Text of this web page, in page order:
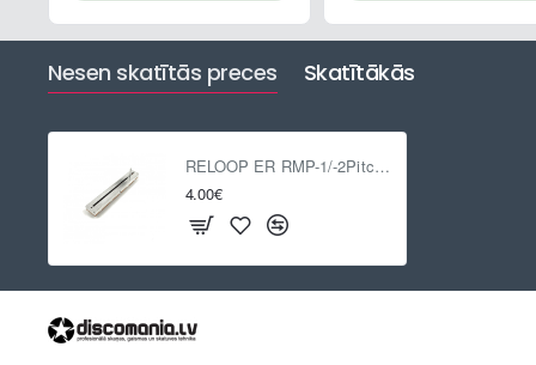
Nesen skatītās preces Skatītākās
RELOOP ER RMP-1/-2Pitchfader KIT
4.00€